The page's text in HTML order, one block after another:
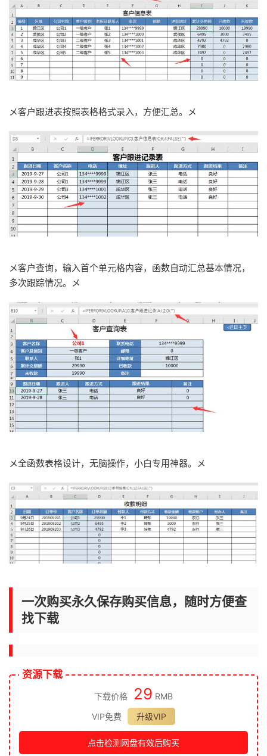
メ客户跟进表按照表格格式录入，方便汇总。メ
メ客户查询，输入首个单元格内容，函数自动汇总基本情况，
多次跟踪情况。メ
メ全函数表格设计，无脑操作，小白专用神器。メ
一次购买永久保存购买信息，随时方便查
找下载
资源下载
下载价格 29 RMB
VIP免费
升级VIP
点击检测网盘有效后购买